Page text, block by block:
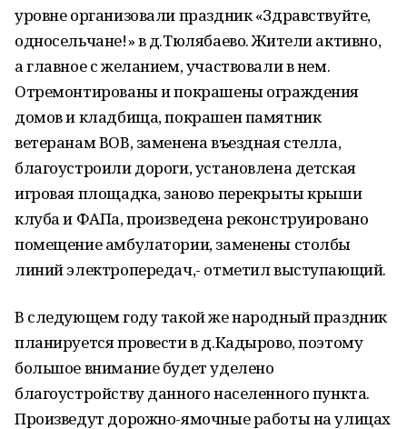
уровне организовали праздник «Здравствуйте,
односельчане!» в д.Тюлябаево. Жители активно,
а главное с желанием, участвовали в нем.
Отремонтированы и покрашены ограждения
домов и кладбища, покрашен памятник
ветеранам ВОВ, заменена въездная стелла,
благоустроили дороги, установлена детская
игровая площадка, заново перекрыты крыши
клуба и ФАПа, произведена реконструировано
помещение амбулатории, заменены столбы
линий электропередач,- отметил выступающий.
В следующем году такой же народный праздник
планируется провести в д.Кадырово, поэтому
большое внимание будет уделено
благоустройству данного населенного пункта.
Произведут дорожно-ямочные работы на улицах